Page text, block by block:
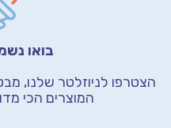
בואו
הצטרפו לניוזלטר שלנו,
המוצרים הכי